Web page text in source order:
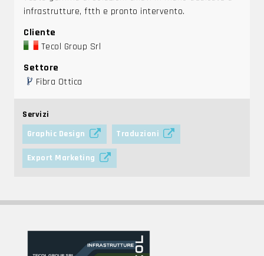
infrastrutture, ftth e pronto intervento.
Cliente
Tecol Group Srl
Settore
Fibra Ottica
Servizi
Graphic Design
Traduzioni
Export Marketing